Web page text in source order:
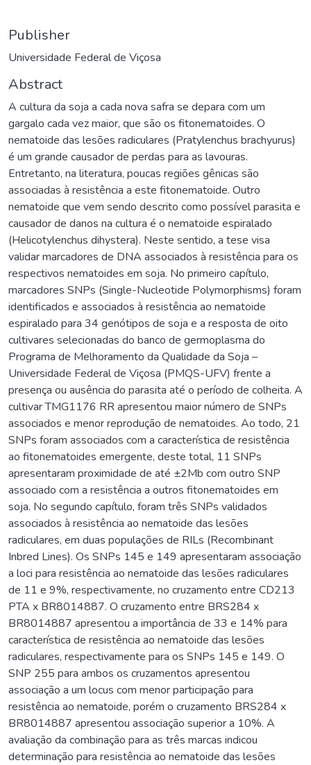
Publisher
Universidade Federal de Viçosa
Abstract
A cultura da soja a cada nova safra se depara com um
gargalo cada vez maior, que são os fitonematoides. O
nematoide das lesões radiculares (Pratylenchus brachyurus)
é um grande causador de perdas para as lavouras.
Entretanto, na literatura, poucas regiões gênicas são
associadas à resistência a este fitonematoide. Outro
nematoide que vem sendo descrito como possível parasita e
causador de danos na cultura é o nematoide espiralado
(Helicotylenchus dihystera). Neste sentido, a tese visa
validar marcadores de DNA associados à resistência para os
respectivos nematoides em soja. No primeiro capítulo,
marcadores SNPs (Single-Nucleotide Polymorphisms) foram
identificados e associados à resistência ao nematoide
espiralado para 34 genótipos de soja e a resposta de oito
cultivares selecionadas do banco de germoplasma do
Programa de Melhoramento da Qualidade da Soja –
Universidade Federal de Viçosa (PMQS-UFV) frente a
presença ou ausência do parasita até o período de colheita. A
cultivar TMG1176 RR apresentou maior número de SNPs
associados e menor reprodução de nematoides. Ao todo, 21
SNPs foram associados com a característica de resistência
ao fitonematoides emergente, deste total, 11 SNPs
apresentaram proximidade de até ±2Mb com outro SNP
associado com a resistência a outros fitonematoides em
soja. No segundo capítulo, foram três SNPs validados
associados à resistência ao nematoide das lesões
radiculares, em duas populações de RILs (Recombinant
Inbred Lines). Os SNPs 145 e 149 apresentaram associação
a loci para resistência ao nematoide das lesões radiculares
de 11 e 9%, respectivamente, no cruzamento entre CD213
PTA x BR8014887. O cruzamento entre BRS284 x
BR8014887 apresentou a importância de 33 e 14% para
característica de resistência ao nematoide das lesões
radiculares, respectivamente para os SNPs 145 e 149. O
SNP 255 para ambos os cruzamentos apresentou
associação a um locus com menor participação para
resistência ao nematoide, porém o cruzamento BRS284 x
BR8014887 apresentou associação superior a 10%. A
avaliação da combinação para as três marcas indicou
determinação para resistência ao nematoide das lesões